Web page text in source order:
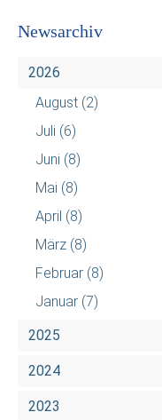
Newsarchiv
2026
August (2)
Juli (6)
Juni (8)
Mai (8)
April (8)
März (8)
Februar (8)
Januar (7)
2025
2024
2023